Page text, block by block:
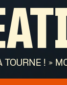
TOURNE ! »